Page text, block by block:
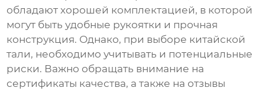
обладают хорошей комплектацией, в которой
могут быть удобные рукоятки и прочная
конструкция. Однако, при выборе китайской
тали, необходимо учитывать и потенциальные
риски. Важно обращать внимание на
сертификаты качества, а также на отзывы